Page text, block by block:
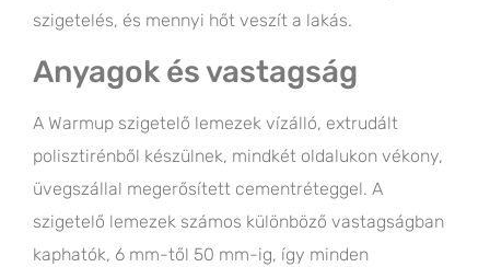
szigetelés, és mennyi hőt veszít a lakás.
Anyagok és vastagság
A Warmup szigetelő lemezek vízálló, extrudált
polisztirénből készülnek, mindkét oldalukon vékony,
üvegszállal megerősített cementréteggel. A
szigetelő lemezek számos különböző vastagságban
kaphatók, 6 mm-től 50 mm-ig, így minden